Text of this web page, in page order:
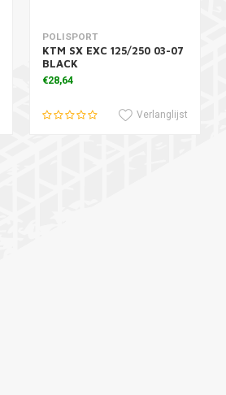
Toevoegen aan winkelwagen
POLISPORT
KTM SX EXC 125/250 03-07
BLACK
€28,64
Verlanglijst